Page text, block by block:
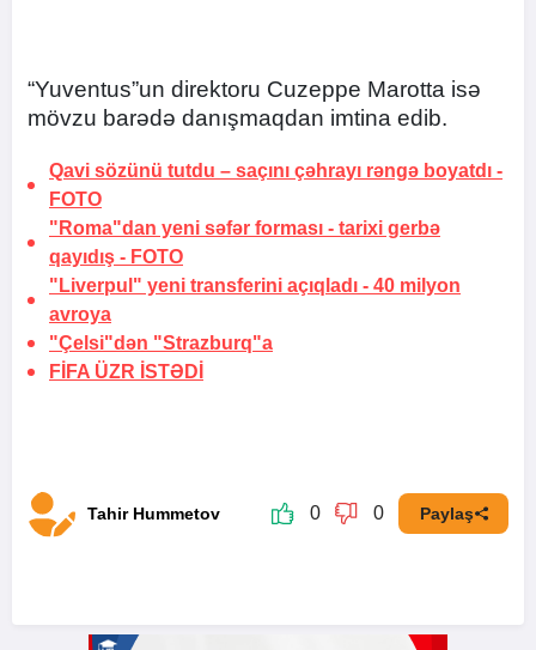
“Yuventus”un direktoru Cuzeppe Marotta isə
mövzu barədə danışmaqdan imtina edib.
Qavi sözünü tutdu – saçını çəhrayı rəngə boyatdı -
FOTO
"Roma"dan yeni səfər forması - tarixi gerbə
qayıdış - FOTO
"Liverpul" yeni transferini açıqladı - 40 milyon
avroya
"Çelsi"dən "Strazburq"a
FİFA ÜZR İSTƏDİ
Tahir Hummetov 0 0 Paylaş